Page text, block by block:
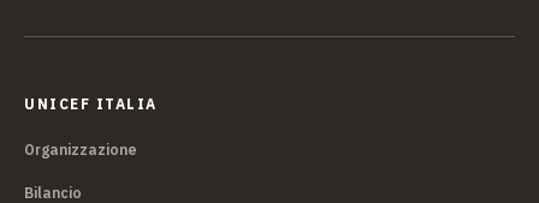
UNICEF ITALIA
Organizzazione
Bilancio